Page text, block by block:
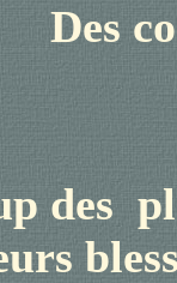
Des
des